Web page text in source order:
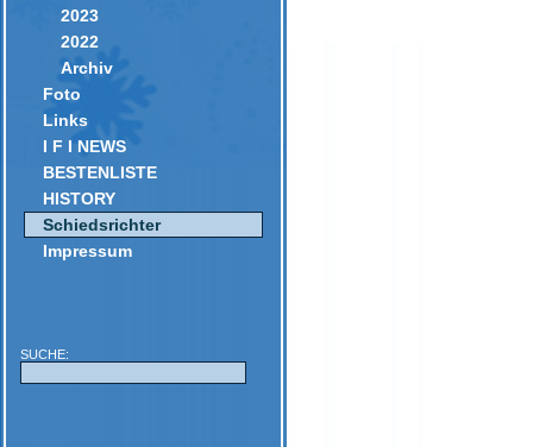
2023
2022
Archiv
Foto
Links
I F I NEWS
BESTENLISTE
HISTORY
Schiedsrichter
Impressum
SUCHE: